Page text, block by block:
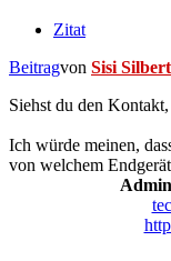
Zitat
Beitragvon Sisi
Siehst du den
Ich würde meinen,
von welchem